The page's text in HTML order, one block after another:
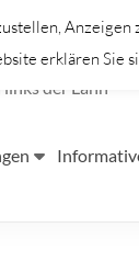
der Lahn
erklären Sie